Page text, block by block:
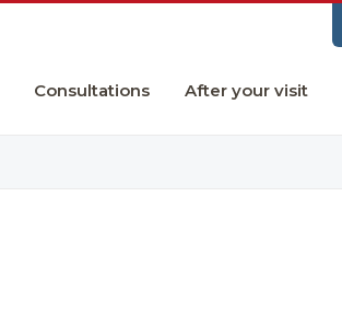
Consultations After your visit